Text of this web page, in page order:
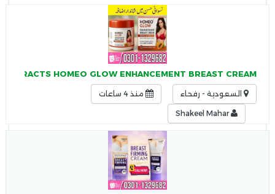
HOMEO GLOW ENHANCEMENT BREAST CREAM
السعودية - رفحاء منذ 4 ساعات
Shakeel Mahar